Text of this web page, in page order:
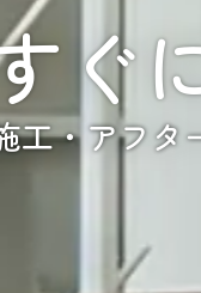
・アフタ